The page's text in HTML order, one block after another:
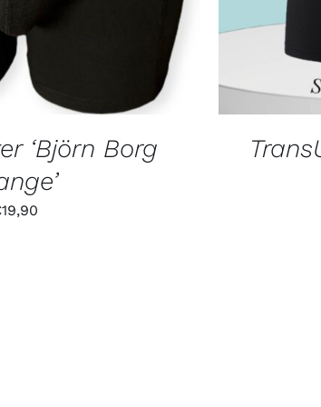
‘Björn Borg
19,90